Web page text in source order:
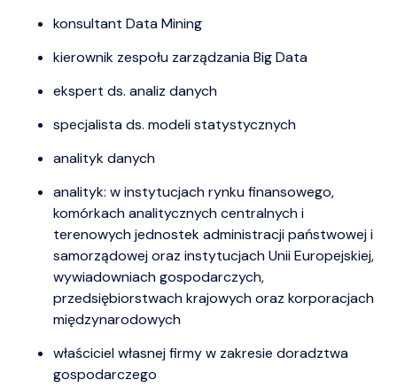
konsultant Data Mining
kierownik zespołu zarządzania Big Data
ekspert ds. analiz danych
specjalista ds. modeli statystycznych
analityk danych
analityk: w instytucjach rynku finansowego,
komórkach analitycznych centralnych i
terenowych jednostek administracji państwowej i
samorządowej oraz instytucjach Unii Europejskiej,
wywiadowniach gospodarczych,
przedsiębiorstwach krajowych oraz korporacjach
międzynarodowych
właściciel własnej firmy w zakresie doradztwa
gospodarczego